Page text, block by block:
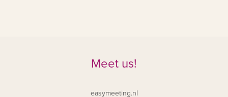
Meet us!
easymeeting.nl